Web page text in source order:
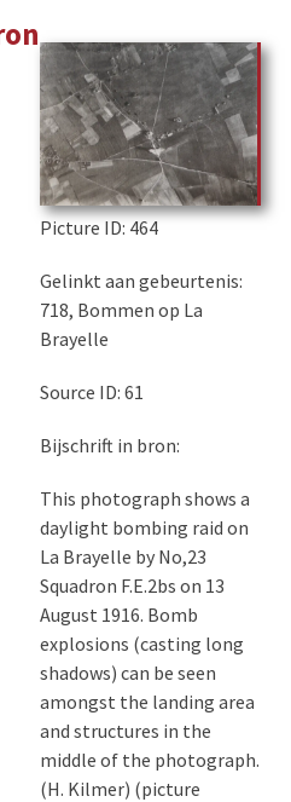
Picture ID: 464
Gelinkt aan gebeurtenis:
718, Bommen op La
Brayelle
Source ID: 61
Bijschrift in bron:
This photograph shows a
daylight bombing raid on
La Brayelle by No,23
Squadron F.E.2bs on 13
August 1916. Bomb
explosions (casting long
shadows) can be seen
amongst the landing area
and structures in the
middle of the photograph.
(H. Kilmer) (picture